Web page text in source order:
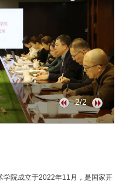
2/2
院成立于2022年11月，是国家开